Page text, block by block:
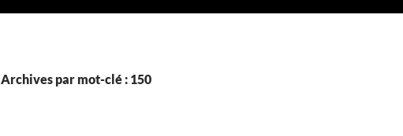
Archives par mot-clé : 150